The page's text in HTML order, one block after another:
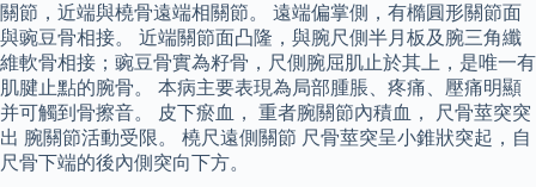
關節，近端與橈骨遠端相關節。 遠端偏掌側，有橢圓形關節面
與豌豆骨相接。 近端關節面凸隆，與腕尺側半月板及腕三角纖
維軟骨相接；豌豆骨實為籽骨，尺側腕屈肌止於其上，是唯一有
肌腱止點的腕骨。 本病主要表現為局部腫脹、疼痛、壓痛明顯
并可觸到骨擦音。 皮下瘀血， 重者腕關節內積血， 尺骨莖突突
出 腕關節活動受限。 橈尺遠側關節 尺骨莖突呈小錐狀突起，自
尺骨下端的後內側突向下方。